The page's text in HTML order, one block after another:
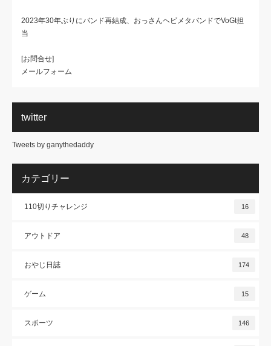
2023年30年ぶりにバンド再結成、おっさんヘビメタバンドでVoGt担
当
[お問合せ]
メールフォーム
twitter
Tweets by ganythedaddy
カテゴリー
110切りチャレンジ 16
アウトドア 48
おやじ日誌 174
ゲーム 15
スポーツ 146